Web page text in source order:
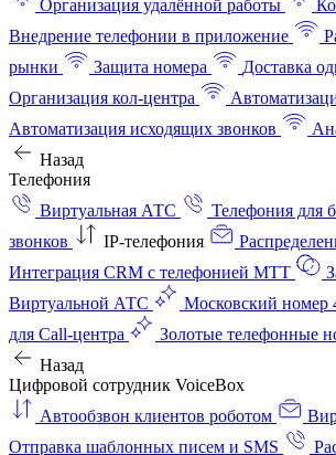
Организация удалённой работы
Внедрение телефонии в приложение
рынки
Защита номера Доставка
Организация кол-центра
Автоматизация исходящих звонков
Назад
Телефония
Виртуальная АТС
Телефония для
звонков
IP-телефония
Интеграция CRM с телефонией МТТ
Виртуальной АТС
Московский номер
для Call-центра
Золотые телефонные
Назад
Цифровой сотрудник VoiceBox
Автообзвон клиентов роботом
Отправка шаблонных писем и SMS